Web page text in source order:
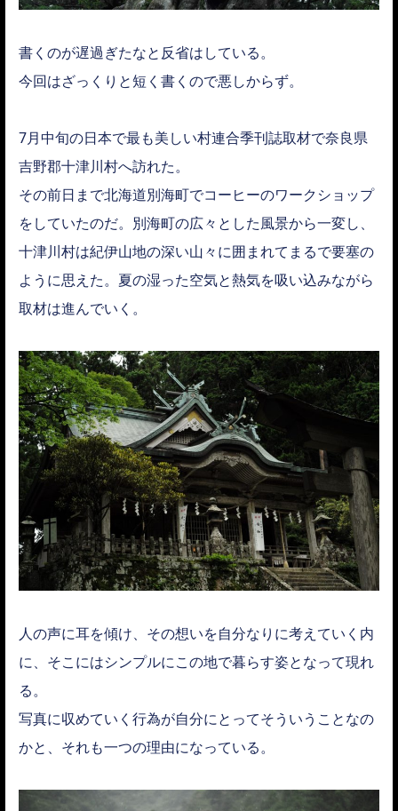
書くのが遅過ぎたなと反省はしている。
今回はざっくりと短く書くので悪しからず。
7月中旬の日本で最も美しい村連合季刊誌取材で奈良県
吉野郡十津川村へ訪れた。
その前日まで北海道別海町でコーヒーのワークショップ
をしていたのだ。別海町の広々とした風景から一変し、
十津川村は紀伊山地の深い山々に囲まれてまるで要塞の
ように思えた。夏の湿った空気と熱気を吸い込みながら
取材は進んでいく。
人の声に耳を傾け、その想いを自分なりに考えていく内
に、そこにはシンプルにこの地で暮らす姿となって現れ
る。
写真に収めていく行為が自分にとってそういうことなの
かと、それも一つの理由になっている。